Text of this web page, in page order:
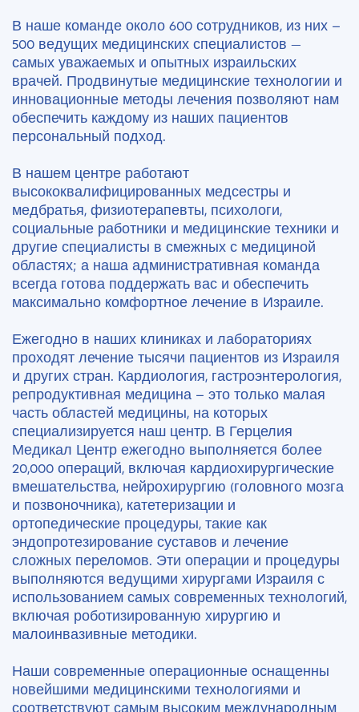
В наше команде около 600 сотрудников, из них –
500 ведущих медицинских специалистов —
самых уважаемых и опытных израильских
врачей. Продвинутые медицинские технологии и
инновационные методы лечения позволяют нам
обеспечить каждому из наших пациентов
персональный подход.
В нашем центре работают
высококвалифицированных медсестры и
медбратья, физиотерапевты, психологи,
социальные работники и медицинские техники и
другие специалисты в смежных с медициной
областях; а наша административная команда
всегда готова поддержать вас и обеспечить
максимально комфортное лечение в Израиле.
Ежегодно в наших клиниках и лабораториях
проходят лечение тысячи пациентов из Израиля
и других стран. Кардиология, гастроэнтерология,
репродуктивная медицина – это только малая
часть областей медицины, на которых
специализируется наш центр. В Герцелия
Медикал Центр ежегодно выполняется более
20,000 операций, включая кардиохирургические
вмешательства, нейрохирургию (головного мозга
и позвоночника), катетеризации и
ортопедические процедуры, такие как
эндопротезирование суставов и лечение
сложных переломов. Эти операции и процедуры
выполняются ведущими хирургами Израиля с
использованием самых современных технологий,
включая роботизированную хирургию и
малоинвазивные методики.
Наши современные операционные оснащенны
новейшими медицинскими технологиями и